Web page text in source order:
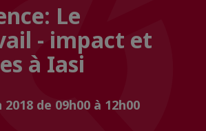
Le
- impact et
à Iasi
2018 de 09h00 à 12h00